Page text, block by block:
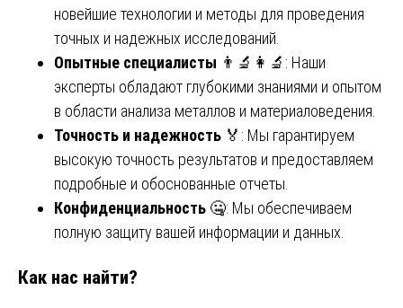
новейшие технологии и методы для проведения
точных и надежных исследований.
Опытные специалисты 👨‍🔬👩‍🔬: Наши
эксперты обладают глубокими знаниями и опытом
в области анализа металлов и материаловедения.
Точность и надежность 🏅: Мы гарантируем
высокую точность результатов и предоставляем
подробные и обоснованные отчеты.
Конфиденциальность 🤐: Мы обеспечиваем
полную защиту вашей информации и данных.
Как нас найти?